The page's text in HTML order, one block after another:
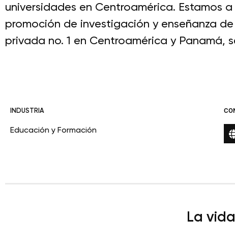
universidades en Centroamérica. Estamos
promoción de investigación y enseñanza
privada no. 1 en Centroamérica y Panamá,
INDUSTRIA
Educación y Formación
La